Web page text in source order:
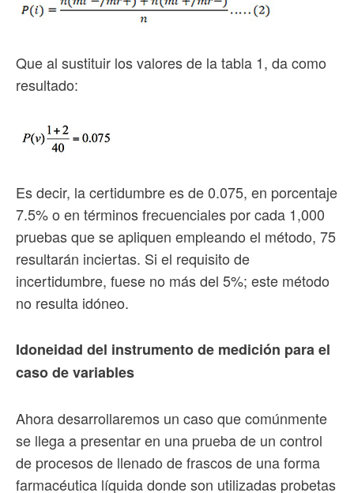
Que al sustituir los valores de la tabla 1, da como
resultado:
Es decir, la certidumbre es de 0.075, en porcentaje
7.5% o en términos frecuenciales por cada 1,000
pruebas que se apliquen empleando el método, 75
resultarán inciertas. Si el requisito de
incertidumbre, fuese no más del 5%; este método
no resulta idóneo.
Idoneidad del instrumento de medición para el
caso de variables
Ahora desarrollaremos un caso que comúnmente
se llega a presentar en una prueba de un control
de procesos de llenado de frascos de una forma
farmacéutica líquida donde son utilizadas probetas